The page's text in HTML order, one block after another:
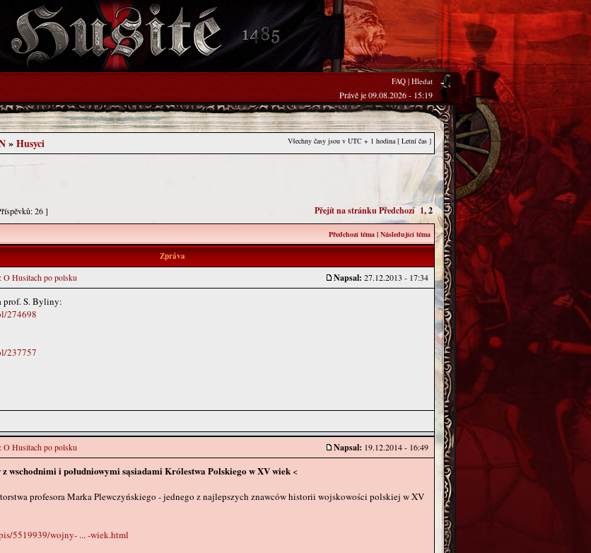
FAQ | Hledat
Právě je 09.08.2026 - 15:19
»Husyci Všechny časy jsou v UTC + 1 hodina [ Letní čas ]
26 ] Přejít na stránkuPředchozí 1,2
Předchozí téma | Následující téma
Zpráva
O Husitach po polsku Napsal: 27.12.2013 - 17:34
prof. S. Byliny:
274698
237757
O Husitach po polsku Napsal: 19.12.2014 - 16:49
wschodnimi i południowymi sąsiadami Królestwa Polskiego w XV wiek <
profesora Marka Plewczyńskiego - jednego z najlepszych znawców historii wojskowości polskiej w XV
5519939/wojny- ... -wiek.html